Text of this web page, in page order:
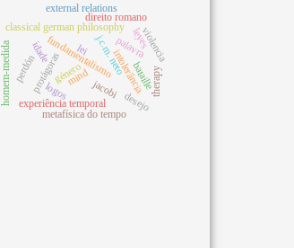
fundamentalismo
jacobi
protágoras
experiência temporal
metafísica do tempo
género
idade intolerância
classical german philosophy
homem-medida j.c.m. netopalavra
perdón
leyes
violencia
logos
direito romano
lei
desejo
bataille
external relations
mind therapy